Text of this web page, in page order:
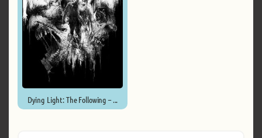
Dying Light: The Following – ...